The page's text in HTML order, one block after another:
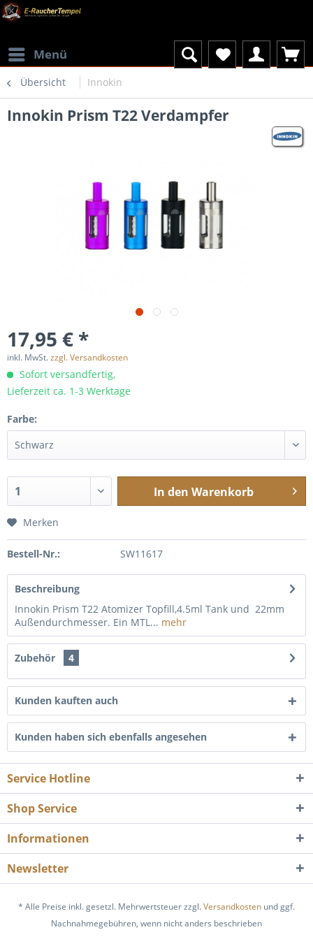
Menü
Übersicht Innokin
Innokin Prism T22 Verdampfer
17,95 € *
inkl. MwSt.zzgl. Versandkosten
Sofort versandfertig,
Lieferzeit ca. 1-3 Werktage
Farbe:
In den Warenkorb
Merken
Bestell-Nr.: SW11617
Beschreibung
Innokin Prism T22 Atomizer Topfill,4.5ml Tank und 22mm
Außendurchmesser. Ein MTL... mehr
Zubehör 4
Kunden kauften auch
Kunden haben sich ebenfalls angesehen
Service Hotline
Shop Service
Informationen
Newsletter
* Alle Preise inkl. gesetzl. Mehrwertsteuer zzgl.Versandkosten und ggf.
Nachnahmegebühren, wenn nicht anders beschrieben